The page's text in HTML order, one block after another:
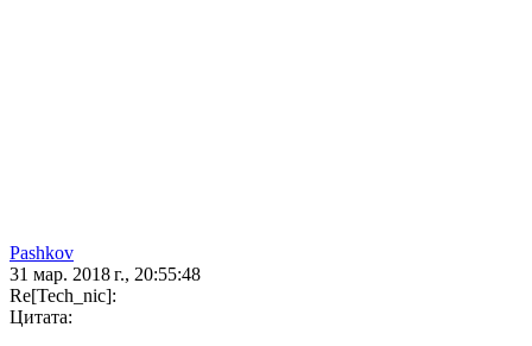
Pashkov
31 мар. 2018 г., 20:55:48
Re[Tech_nic]:
Цитата: